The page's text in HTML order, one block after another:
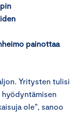
painottaa
Yritysten tulisi
ole”, sanoo